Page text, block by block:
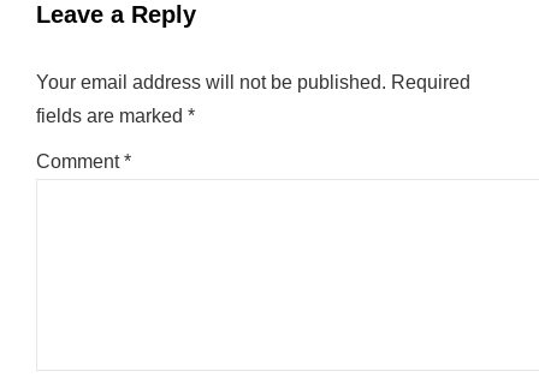
Leave a Reply
Your email address will not be published. Required
fields are marked *
Comment*